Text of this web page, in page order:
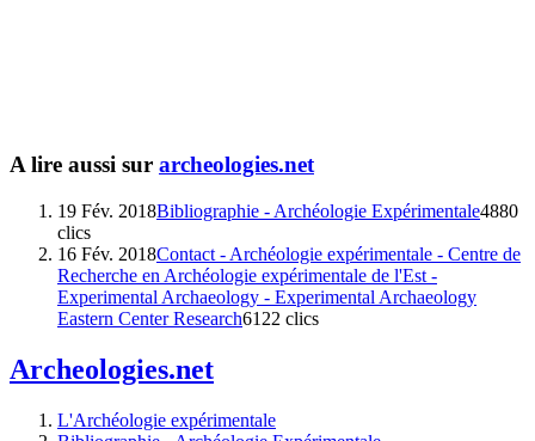
A lire aussi sur archeologies.net
19 Fév. 2018Bibliographie - Archéologie Expérimentale4880
clics
16 Fév. 2018Contact - Archéologie expérimentale - Centre de
Recherche en Archéologie expérimentale de l'Est -
Experimental Archaeology - Experimental Archaeology
Eastern Center Research6122 clics
Archeologies.net
L'Archéologie expérimentale